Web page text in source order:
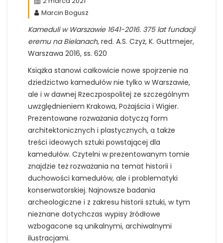
Marcin Bogusz
Kameduli w Warszawie 1641-2016. 375 lat fundacji
eremu na Bielanach, red. A.S. Czyż, K. Guttmejer,
Warszawa 2016, ss. 620
Książka stanowi całkowicie nowe spojrzenie na
dziedzictwo kamedułów nie tylko w Warszawie,
ale i w dawnej Rzeczpospolitej ze szczególnym
uwzględnieniem Krakowa, Pożajścia i Wigier.
Prezentowane rozważania dotyczą form
architektonicznych i plastycznych, a także
treści ideowych sztuki powstającej dla
kamedułów. Czytelni w prezentowanym tomie
znajdzie też rozważania na temat historii i
duchowości kamedułów, ale i problematyki
konserwatorskiej. Najnowsze badania
archeologiczne i z zakresu historii sztuki, w tym
nieznane dotychczas wypisy źródłowe
wzbogacone są unikalnymi, archiwalnymi
ilustracjami.